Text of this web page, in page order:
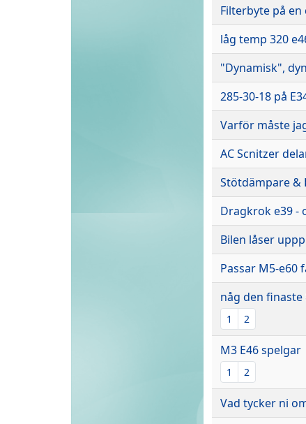
Filterbyte på en
låg temp 320
"Dynamisk",
285-30-18 på
Varför måste
AC Scnitzer
Stötdämpare &
Dragkrok e39 -
Bilen låser
Passar M5-e60
någ den
1 2
M3 E46 spelgar
1 2
Vad tycker ni